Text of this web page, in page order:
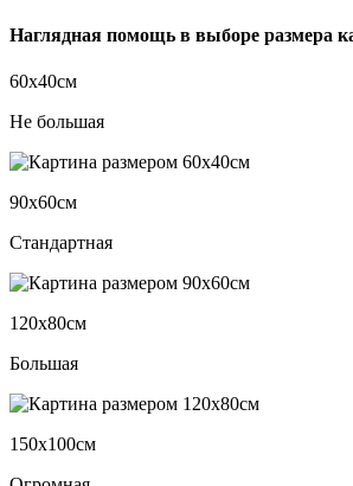
Наглядная помощь в выборе размера
60х40см
Не большая
90х60см
Стандартная
120х80см
Большая
150х100см